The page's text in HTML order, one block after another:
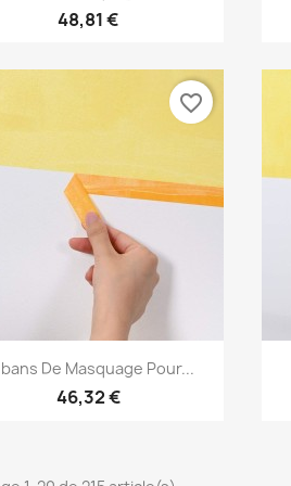
48,81 €
 Aperçu rapide
De Masquage Pour...
46,32 €
favorite_border